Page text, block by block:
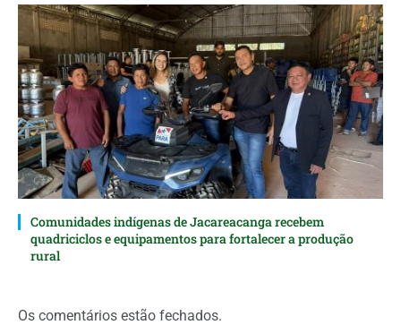
Comunidades indígenas de Jacareacanga recebem
quadriciclos e equipamentos para fortalecer a produção
rural
Os comentários estão fechados.